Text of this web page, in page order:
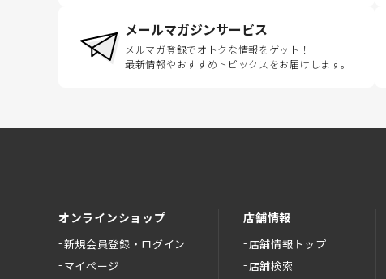
メールマガジンサービス
メルマガ登録でオトクな情報をゲット！
最新情報やおすすめトピックスをお届けします。
オンラインショップ
新規会員登録・ログイン
マイページ
店舗情報
店舗情報トップ
店舗検索